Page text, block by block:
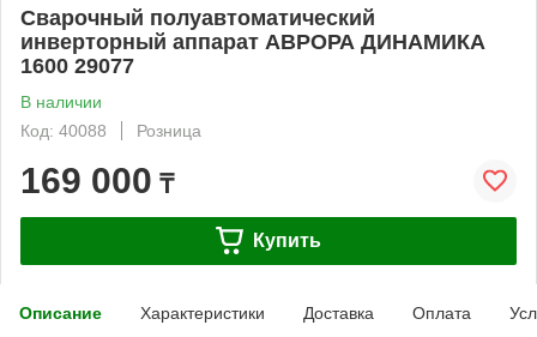
Сварочный полуавтоматический
инверторный аппарат АВРОРА ДИНАМИКА
1600 29077
В наличии
Код: 40088
Розница
169 000 ₸
Купить
Описание Характеристики Доставка Оплата